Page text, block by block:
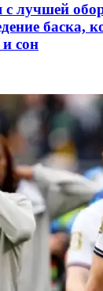
с лучшей
баска,
сон